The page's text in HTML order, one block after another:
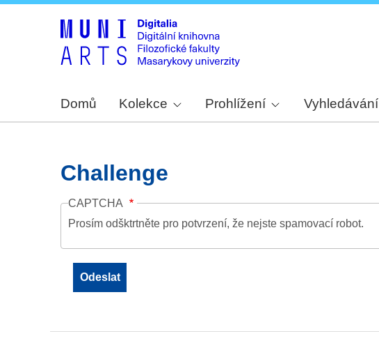
Domů Kolekce Prohlížení Vyhledávání
Challenge
CAPTCHA
Prosím odšktrtněte pro potvrzení, že nejste spamovací robot.